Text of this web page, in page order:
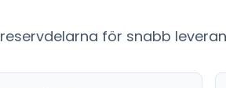
reservdelarna för snabb